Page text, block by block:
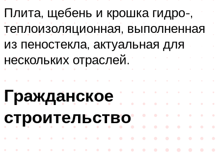
Плита, щебень и крошка гидро-,
теплоизоляционная, выполненная
из пеностекла, актуальная для
нескольких отраслей.
Гражданское
строительство